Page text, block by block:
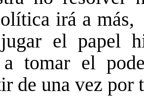
irá a más,
el papel
a tomar el
de una vez por